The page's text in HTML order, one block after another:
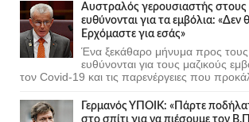
Αυστραλός γερουσιαστής στους
ευθύνονται για τα εμβόλια: «Δεν
Ερχόμαστε για εσάς»
Ένα ξεκάθαρο μήνυμα προς τους
ευθύνονται για τους μαζικούς
τον Covid-19 και τις παρενέργειες που
Γερμανός ΥΠΟΙΚ: «Πάρτε
στο σπίτι για να πιέσουμε τον